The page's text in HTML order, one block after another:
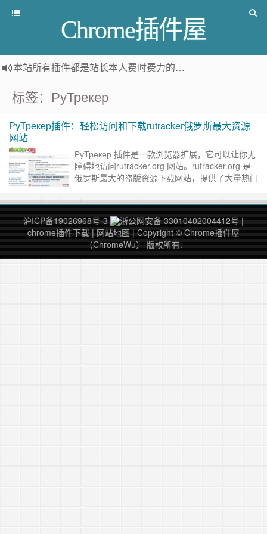
Chrome插件屋
本站所有插件都是站长本人费时费力的人工筛选推荐
标签：РуТрекер
РуТрекер插件：轻松访问和下载rutracker俄罗斯最大资源
网站
РуТрекер 插件是一款浏览器扩展，它可以让你无
障碍地访问rutracker.org 网站。rutracker.org 是
俄罗斯最大的盗版资源下载网站，提供了大量热门
沪ICP备19026968号-3 浙公网安备 33010402004412号 |
chrome插件下载 | 网站地图 | Copyright © Chrome插件屋
（ChromeWu） 版权所有.